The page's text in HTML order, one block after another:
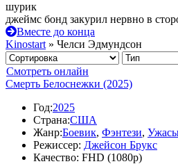
шурик
джеймс бонд закурил нервно в
Вместе до конца
Kinostart » Челси Эдмундсон
Смотреть онлайн
Смерть Белоснежки (2025)
Год:2025
Страна:США
Жанр:Боевик, Фэнтези,
Режиссер: Джейсон Брукс
Качество: FHD (1080p)